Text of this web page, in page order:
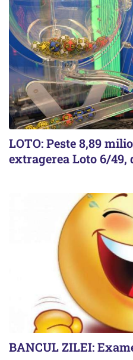
LOTO: Peste 8,89
extragerea Loto 6/49,
BANCUL ZILEI: